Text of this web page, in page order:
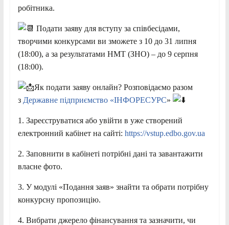
робітника.
Подати заяву для вступу за співбесідами,
творчими конкурсами ви зможете з 10 до 31 липня
(18:00), а за результатами НМТ (ЗНО) – до 9 серпня
(18:00).
Як подати заяву онлайн? Розповідаємо разом
зДержавне підприємство «ІНФОРЕСУРС»
1. Зареєструватися або увійти в уже створений
електронний кабінет на сайті: https://vstup.edbo.gov.ua
2. Заповнити в кабінеті потрібні дані та завантажити
власне фото.
3. У модулі «Подання заяв» знайти та обрати потрібну
конкурсну пропозицію.
4. Вибрати джерело фінансування та зазначити, чи